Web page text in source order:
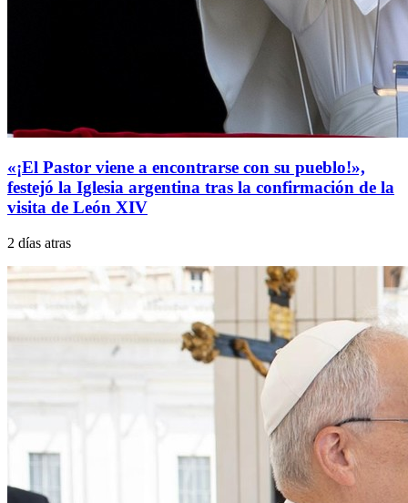
«¡El Pastor viene a encontrarse con su pueblo!»,
festejó la Iglesia argentina tras la confirmación de la
visita de León XIV
2 días atras